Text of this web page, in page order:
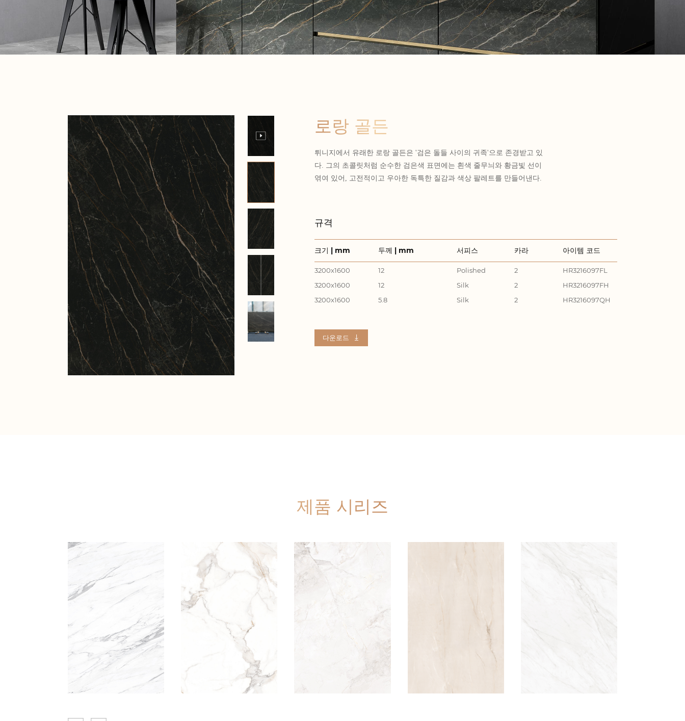
로랑 골든
튀니지에서 유래한 로랑 골든은 '검은 돌들 사이의 귀족'으로 존경받고 있
다. 그의 초콜릿처럼 순수한 검은색 표면에는 흰색 줄무늬와 황금빛 선이
엮여 있어, 고전적이고 우아한 독특한 질감과 색상 팔레트를 만들어낸다.
규격
크기 | mm 두께 | mm 서피스 카라 아이템 코드
3200x1600 12 Polished 2
HR3216097FL
3200x1600
12 Silk 2
HR3216097FH
3200x1600
5.8 Silk 2 HR3216097QH
다운로드
제품 시리즈